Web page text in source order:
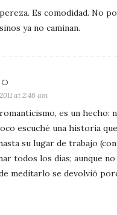
Es comodidad. No
ya no caminan.
at 2:46 am
es un hecho:
escuché una historia
su lugar de trabajo
todos los días; aunque
meditarlo se devolvió